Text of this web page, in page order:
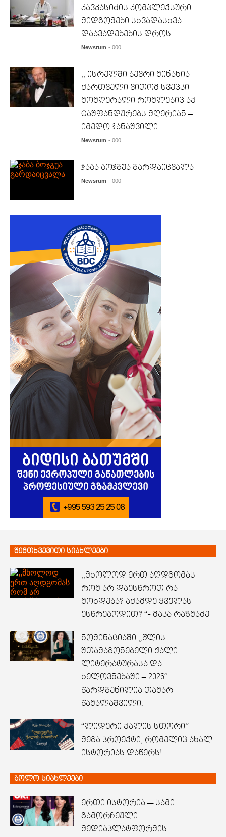
კავკასიძის კომპლექსური
მიდგომები სხვადასხვა
დაავადებების დროს
Newsrum - 000
,, ისრელში ბევრი მინახია
ქართველი ვითომ სვეცკი
მომღერალი რომლებიც აქ
ტაშფანდურებს მღერიან –
იმედო ჯანაშვილი
Newsrum - 000
ჯაბა ბოჯგუა გარდაიცვალა
Newsrum - 000
შემთხვევითი სიახლეები
,,მხოლოდ ერთ აღდგომას
რომ არ დაესწროთ რა
მოხდება? აქამდე ყველას
ესწრებოდით? “- მაკა რაზმაძე
ნომინაციაში „წლის
შთამაგონებელი ქალი
ლიტერატურასა და
ხელოვნებაში – 2026“
წარდგენილია თამარ
წამალაშვილი.
“ლიდერი ქალის სთორი” –
მეგა პროექტი, რომელიც ახალ
ისტორიას დაწერს!
ბოლო სიახლეები
ერთი ისტორია — სამი
გამორჩეული
მედიაპლატფორმის